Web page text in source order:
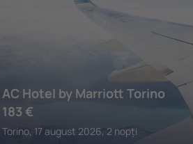
AC Hotel by Marriott Torino
183 €
Torino, 17 august 2026, 2 nopți